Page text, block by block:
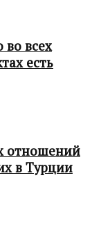
во всех
есть
отношений
в Турции